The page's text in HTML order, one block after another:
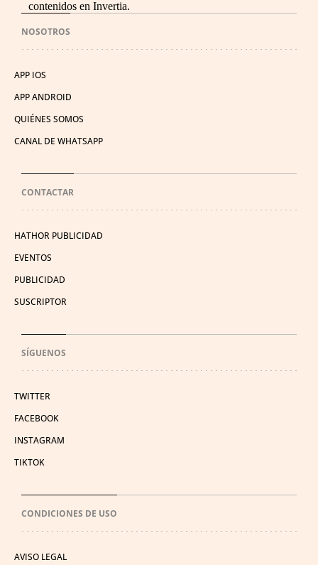
contenidos en Invertia.
NOSOTROS
APP IOS
APP ANDROID
QUIÉNES SOMOS
CANAL DE WHATSAPP
CONTACTAR
HATHOR PUBLICIDAD
EVENTOS
PUBLICIDAD
SUSCRIPTOR
SÍGUENOS
TWITTER
FACEBOOK
INSTAGRAM
TIKTOK
CONDICIONES DE USO
AVISO LEGAL